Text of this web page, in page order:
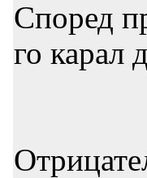
Според
го карал